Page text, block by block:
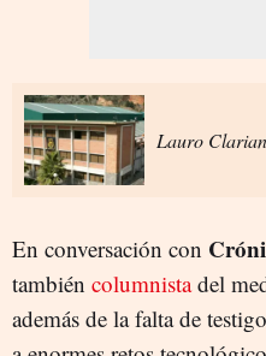
Lauro
En conversación con
también columnistadel
además de la falta de